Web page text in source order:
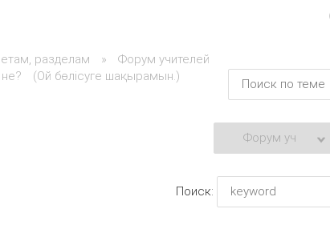
разделам »
Форум учителей
(Ой бөлісуге шақырамын.)
Поиск: